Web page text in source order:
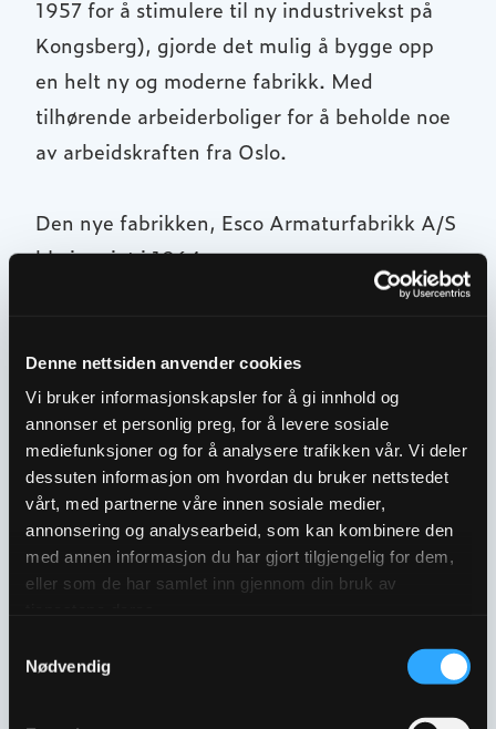
Denne nettsiden anvender cookies
Vi bruker informasjonskapsler for å gi innhold og
annonser et personlig preg, for å levere sosiale
mediefunksjoner og for å analysere trafikken vår. Vi deler
dessuten informasjon om hvordan du bruker nettstedet
vårt, med partnerne våre innen sosiale medier,
annonsering og analysearbeid, som kan kombinere den
med annen informasjon du har gjort tilgjengelig for dem,
eller som de har samlet inn gjennom din bruk av
Nødvendig
1957 for å stimulere til ny industrivekst på
Kongsberg), gjorde det mulig å bygge opp
en helt ny og moderne fabrikk. Med
tilhørende arbeiderboliger for å beholde noe
av arbeidskraften fra Oslo.
Den nye fabrikken, Esco Armaturfabrikk A/S
ble innviet i 1964.